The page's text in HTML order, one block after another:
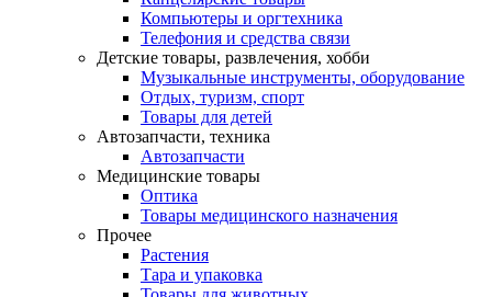
Компьютеры и оргтехника
Телефония и средства связи
Детские товары, развлечения, хобби
Музыкальные инструменты, оборудование
Отдых, туризм, спорт
Товары для детей
Автозапчасти, техника
Автозапчасти
Медицинские товары
Оптика
Товары медицинского назначения
Прочее
Растения
Тара и упаковка